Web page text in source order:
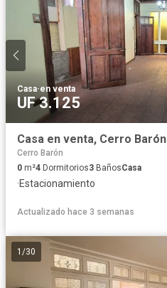
Casa·en venta
UF 3.125
Casa en venta, Cerro Barón
Cerro Barón
0 m²4 Dormitorios3 BañosCasa
·Estacionamiento
Actualizado hace 3 semanas
1 /30